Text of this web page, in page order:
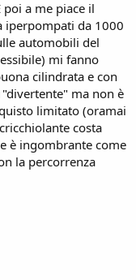
a me piace il
iperpompati da 1000
automobili del
mi fanno
cilindrata e con
ma non è
limitato (oramai
costa
è ingombrante come
la percorrenza